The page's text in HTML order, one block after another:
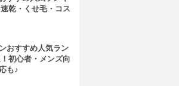
乾・くせ毛・コス
おすすめ人気ラン
初心者・メンズ向
も♪